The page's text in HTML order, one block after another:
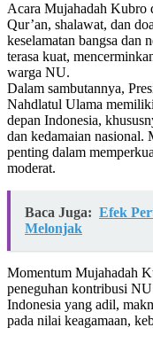
Acara Mujahadah Kubro
Qur’an, shalawat, dan
keselamatan bangsa dan
terasa kuat,
warga NU.
Dalam sambutannya,
Nahdlatul Ulama memiliki
depan Indonesia,
dan kedamaian
penting dalam
moderat.
Baca Juga: Efek
Melonjak
Momentum Mujahadah
peneguhan kontribusi
Indonesia yang adil,
pada nilai keagamaan,